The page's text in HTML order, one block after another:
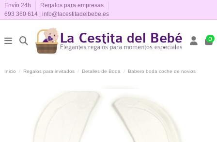
Envío 24h
Regalos para empresas
693 360 614 | info@lacestitadelbebe.es
0
Inicio Regalos para invitados Detalles de Boda Babero boda coche de novios